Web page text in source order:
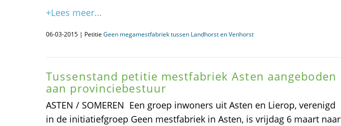
+Lees meer...
06-03-2015 | Petitie Geen megamestfabriek tussen Landhorst en Venhorst
Tussenstand petitie mestfabriek Asten aangeboden
aan provinciebestuur
ASTEN / SOMEREN  Een groep inwoners uit Asten en Lierop, verenigd
in de initiatiefgroep Geen mestfabriek in Asten, is vrijdag 6 maart naar